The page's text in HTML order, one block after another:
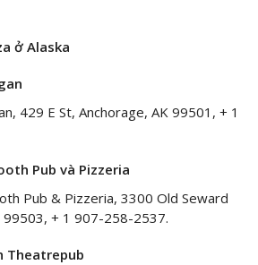
ở Alaska
429 E St, Anchorage, AK 99501, + 1
Pub và Pizzeria
Pub & Pizzeria, 3300 Old Seward
99503, + 1 907-258-2537.
Theatrepub